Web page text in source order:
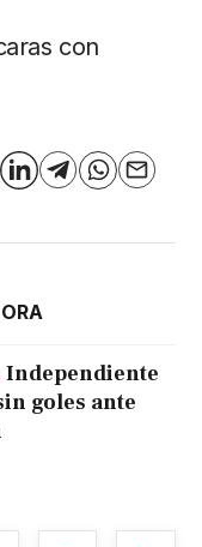
con
LinkedInTelegramWhatsApp
Email
Independiente
goles ante